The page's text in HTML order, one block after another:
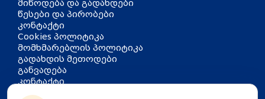
კონტაქტი
მიწოდება და გადახდები
წესები და პირობები
კონტაქტი
Cookies პოლიტიკა
მომხმარებლის პოლიტიკა
გადახდის მეთოდები
განვადება